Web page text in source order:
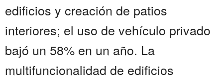
edificios y creación de patios
interiores; el uso de vehículo privado
bajó un 58% en un año. La
multifuncionalidad de edificios